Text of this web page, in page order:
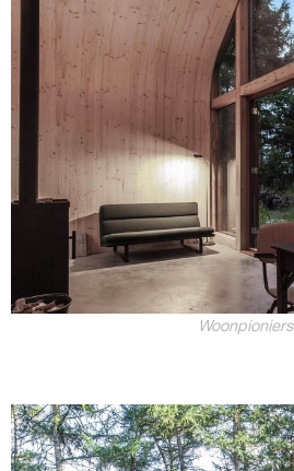
Woonpioniers